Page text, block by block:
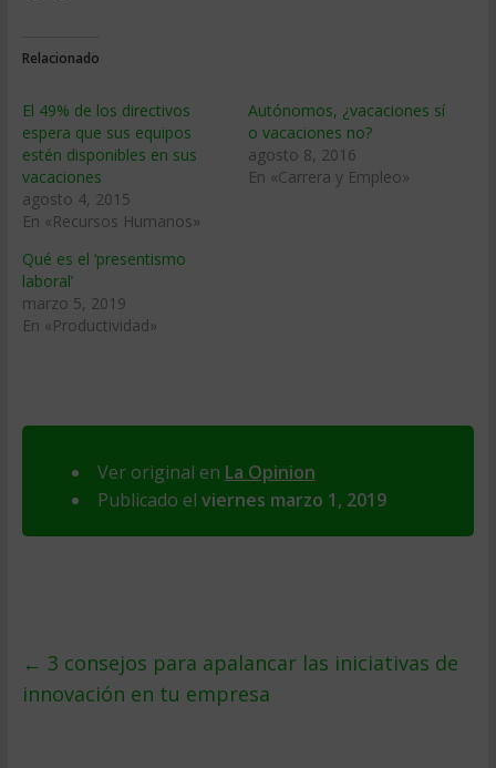
Relacionado
El 49% de los directivos
espera que sus equipos
estén disponibles en sus
vacaciones
agosto 4, 2015
En «Recursos Humanos»
Autónomos, ¿vacaciones sí
o vacaciones no?
agosto 8, 2016
En «Carrera y Empleo»
Qué es el ‘presentismo
laboral’
marzo 5, 2019
En «Productividad»
Ver original en La Opinion
Publicado el viernes marzo 1, 2019
← 3 consejos para apalancar las iniciativas de
innovación en tu empresa